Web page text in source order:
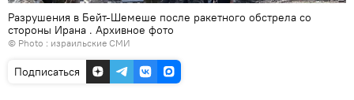
Разрушения в Бейт-Шемеше после ракетного обстрела со
стороны Ирана . Архивное фото
© Photo : израильские СМИ
Подписаться